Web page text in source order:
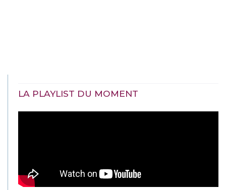
LA PLAYLIST DU MOMENT